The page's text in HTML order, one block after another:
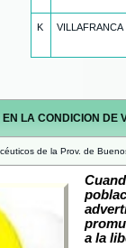
K VILLAFRANCA
LA CONDICION DE
de la Prov. de
a la